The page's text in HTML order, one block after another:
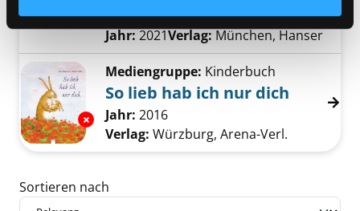
Verfasser:Berner, Rotraut Susanne
Jahr:2021Verlag:München, Hanser
Exemplar-Details von So lieb hab ich nur
Mediengruppe: Kinderbuch
So lieb hab ich nur dich
Suche nach diesem Verfasser
Jahr: 2016
Verlag: Würzburg, Arena-Verl.
Zu den Suchfiltern springen
Sortieren nach